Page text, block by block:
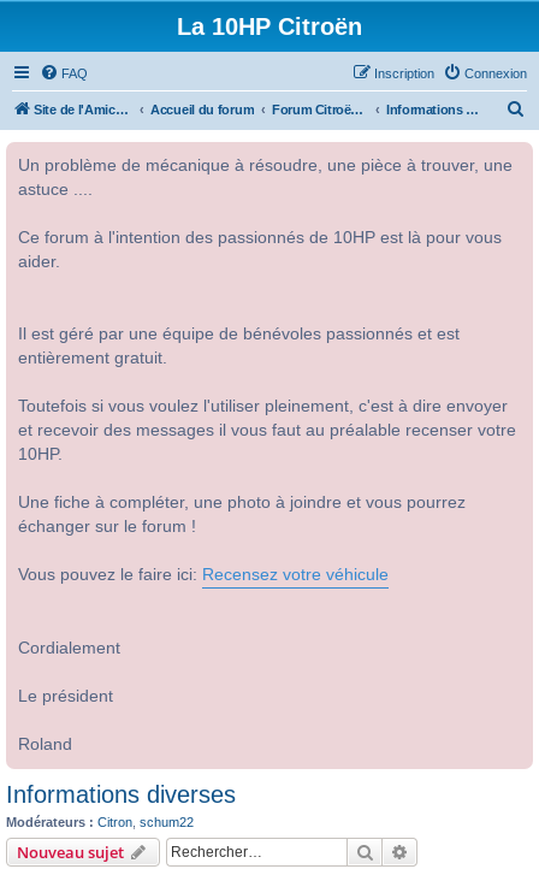
La 10HP Citroën
FAQ Connexion
Inscription
Site de l'Amicale Citroën 10HP Accueil du forum Forum Citroën 10HP Informations diverses
Un problème de mécanique à résoudre, une pièce à trouver, une
astuce ....
Ce forum à l'intention des passionnés de 10HP est là pour vous
aider.
Il est géré par une équipe de bénévoles passionnés et est
entièrement gratuit.
Toutefois si vous voulez l'utiliser pleinement, c'est à dire envoyer
et recevoir des messages il vous faut au préalable recenser votre
10HP.
Une fiche à compléter, une photo à joindre et vous pourrez
échanger sur le forum !
Vous pouvez le faire ici: Recensez votre véhicule
Cordialement
Le président
Roland
Informations diverses
Modérateurs : Citron schum22
Nouveau sujet Rechercher